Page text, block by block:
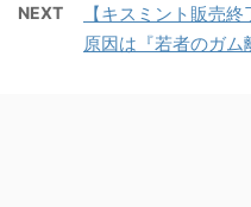
NEXT
【キスミント販売
原因は『若者のガム